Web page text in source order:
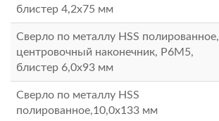
блистер 4,2х75 мм
Сверло по металлу HSS полированное,
центровочный наконечник, Р6М5,
блистер 6,0х93 мм
Сверло по металлу HSS
полированное,10,0х133 мм